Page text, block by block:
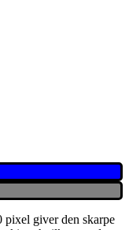
pixel giver den skarpe